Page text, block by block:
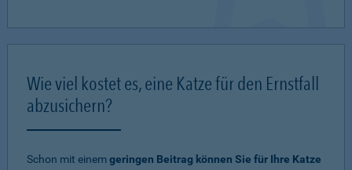
Wie viel kostet es, eine Katze für den Ernstfall
abzusichern?
Schon mit einemgeringen Beitrag können Sie für Ihre Katze